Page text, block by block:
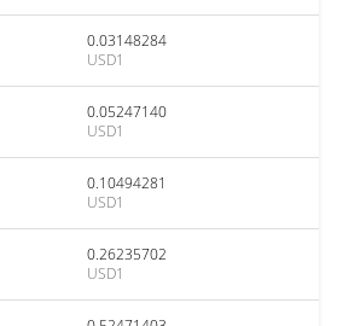
0.03148284
USD1
0.05247140
USD1
0.10494281
USD1
0.26235702
USD1